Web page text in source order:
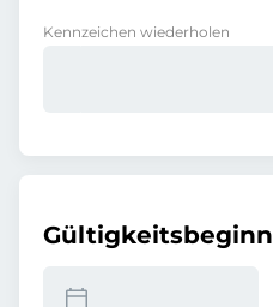
Kennzeichen wiederholen
Gültigkeitsbeginn